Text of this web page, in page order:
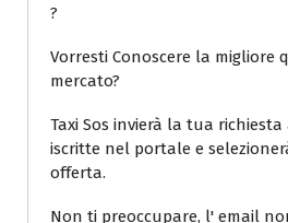
?
Vorresti Conoscere la migliore
mercato?
Taxi Sos invierà la tua
iscritte nel portale e
offerta.
Non ti preoccupare, l' email